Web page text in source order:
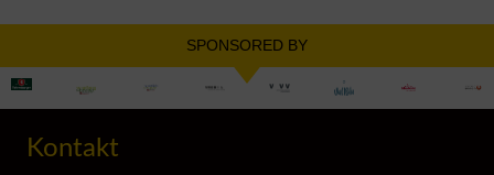
SPONSORED BY
Kontakt